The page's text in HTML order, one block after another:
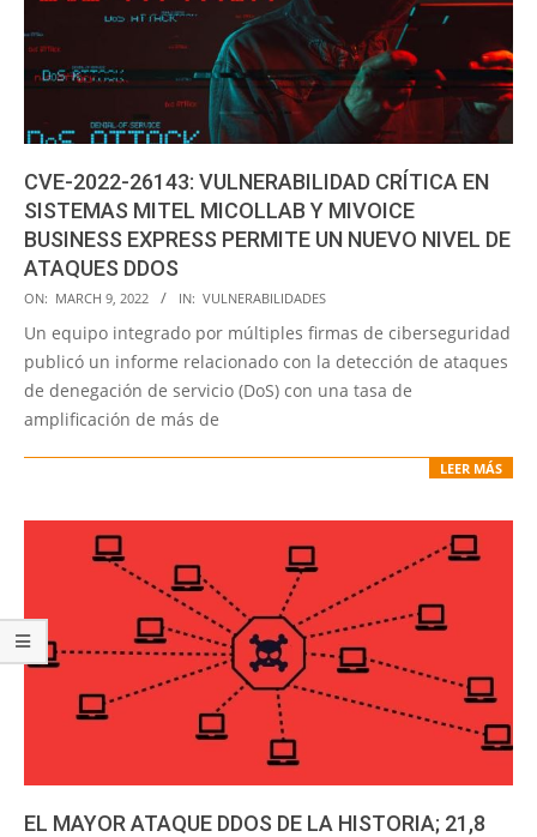
CVE-2022-26143: VULNERABILIDAD CRÍTICA EN
SISTEMAS MITEL MICOLLAB Y MIVOICE
BUSINESS EXPRESS PERMITE UN NUEVO NIVEL DE
ATAQUES DDOS
2022-
03-
ON: MARCH 9, 2022 IN: VULNERABILIDADES
Un equipo integrado por múltiples firmas de ciberseguridad
publicó un informe relacionado con la detección de ataques
de denegación de servicio (DoS) con una tasa de
amplificación de más de
LEER MÁS
EL MAYOR ATAQUE DDOS DE LA HISTORIA; 21,8